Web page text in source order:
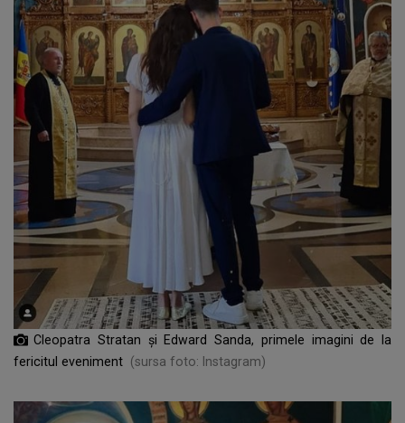
Cleopatra Stratan și Edward Sanda, primele imagini de la
fericitul eveniment (sursa foto: Instagram)